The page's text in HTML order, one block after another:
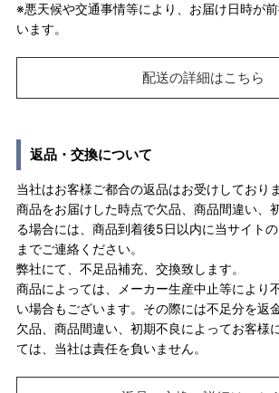
※悪天候や交通事情等により、お届け日時が
います。
配送の詳細はこちら
返品・交換について
当社はお客様ご都合の返品はお受けしており
商品をお届けした時点で欠品、商品間違い、
る場合には、商品到着後5日以内に当サイト
までご連絡ください。
弊社にて、不足品補充、交換致します。
商品によっては、メーカー生産中止等により
い場合もございます。その際には不足分を返
欠品、商品間違い、初期不良によってお客様
ては、当社は責任を負いません。